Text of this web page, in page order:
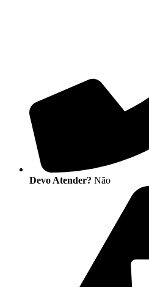
Devo Atender? Não